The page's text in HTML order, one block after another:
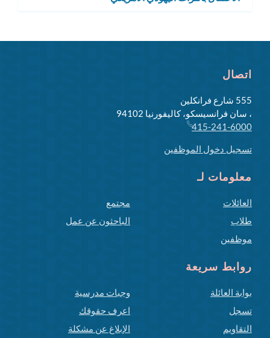
اتصال
555 شارع فرانكلين
، سان فرانسيسكو، كاليفورنيا 94102
415-241-6000
تسجيل دخول الموظفين
معلومات لـ
العائلات
طلاب
موظفين
مجتمع
الباحثون عن عمل
روابط سريعة
بوابة العائلة
تسجل
التقاويم
وجبات مدرسية
اعرف حقوقك
الإبلاغ عن مشكلة